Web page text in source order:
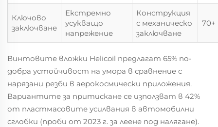
Ключово
заключване
Екстремно
усукващо
напрежение
Конструкция
с механическо
заключване
70+
Винтовите вложки Helicoil предлагат 65% по-
добра устойчивост на умора в сравнение с
нарязани резби в аерокосмически приложения.
Вариантите за притискане се използват в 42%
от пластмасовите усилвания в автомобилни
сглобки (проби от 2023 г. за леене под налягане).